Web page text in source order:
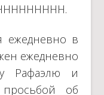
ежедневно в
ежедневно
Рафаэлю и
просьбой об